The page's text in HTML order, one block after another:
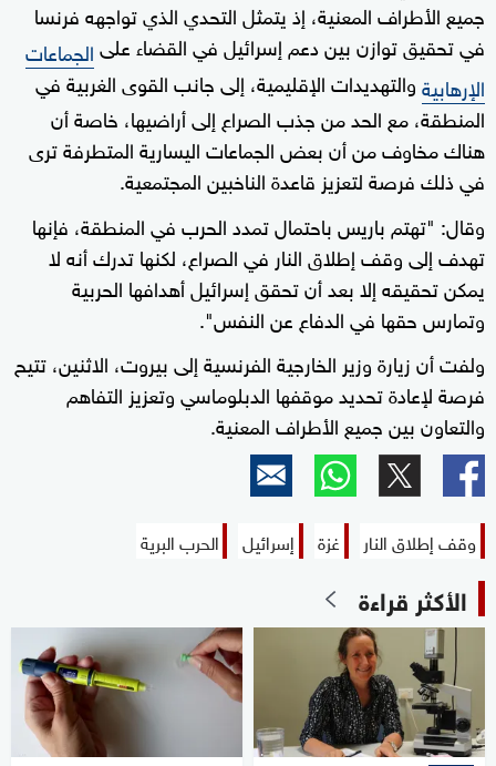
جميع الأطراف المعنية، إذ يتمثل التحدي الذي تواجهه فرنسا
في تحقيق توازن بين دعم إسرائيل في القضاء علىالجماعات
الإرهابيةوالتهديدات الإقليمية، إلى جانب القوى الغربية في
المنطقة، مع الحد من جذب الصراع إلى أراضيها، خاصة أن
هناك مخاوف من أن بعض الجماعات اليسارية المتطرفة ترى
في ذلك فرصة لتعزيز قاعدة الناخبين المجتمعية.
وقال: "تهتم باريس باحتمال تمدد الحرب في المنطقة، فإنها
تهدف إلى وقف إطلاق النار في الصراع، لكنها تدرك أنه لا
يمكن تحقيقه إلا بعد أن تحقق إسرائيل أهدافها الحربية
وتمارس حقها في الدفاع عن النفس".
ولفت أن زيارة وزير الخارجية الفرنسية إلى بيروت، الاثنين، تتيح
فرصة لإعادة تحديد موقفها الدبلوماسي وتعزيز التفاهم
والتعاون بين جميع الأطراف المعنية.
وقف إطلاق النار غزة إسرائيل الحرب البرية
الأكثر قراءة